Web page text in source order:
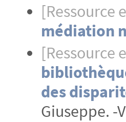
[Ressource
médiation
[Ressource
des
Giuseppe. -